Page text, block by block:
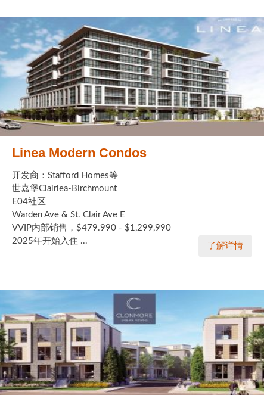
Linea Modern Condos
开发商：Stafford Homes等
世嘉堡Clairlea-Birchmount
E04社区
Warden Ave & St. Clair Ave E
VVIP内部销售，$479.990 - $1,299,990
2025年开始入住 ...
了解详情